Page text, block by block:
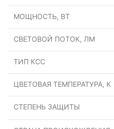
МОЩНОСТЬ, ВТ
СВЕТОВОЙ ПОТОК, ЛМ
ТИП КСС
ЦВЕТОВАЯ ТЕМПЕРАТУРА, К
СТЕПЕНЬ ЗАЩИТЫ